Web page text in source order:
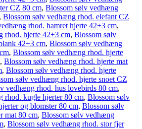
CZ 80 cm, Blossom sølv vedhæng
, Blossom sølv vedhæng rhod. elefant CZ
rhod. hamret hjerte 42+3 cm,
rhod. hjerte 42+3 cm, Blossom sølv
42+3 cm, Blossom sølv vedhæng
, Blossom sølv vedhæng rhod. hjerte
, Blossom sølv vedhæng rhod. hjerte mat
, Blossom sølv vedhæng rhod. hjerte
sølv vedhæng rhod. hjerte snoet CZ
vedhæng rhod. hus lovebirds 80 cm,
rhod. kugle hjerter 80 cm, Blossom sølv
og blomster 80 cm, Blossom sølv
mat 80 cm, Blossom sølv vedhæng
, Blossom sølv vedhæng rhod. stor fjer